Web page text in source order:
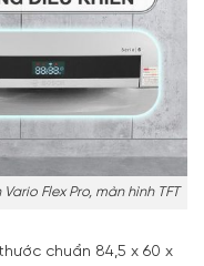
Flex Pro, màn hình TFT
chuẩn 84,5 x 60 x